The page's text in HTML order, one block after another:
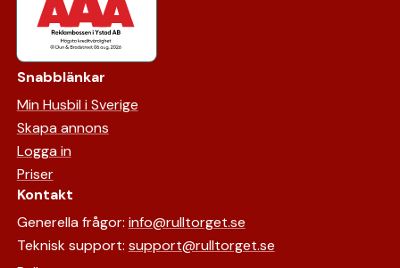
Snabblänkar
Min Husbil i Sverige
Skapa annons
Logga in
Priser
Kontakt
Generella frågor: info@rulltorget.se
Teknisk support: support@rulltorget.se